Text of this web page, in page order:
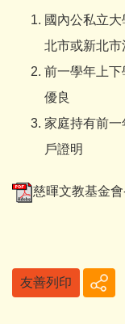
國內公私立
北市或新北市
前一學年上
優良
家庭持有前一
戶證明
慈暉文教基金
友善列印